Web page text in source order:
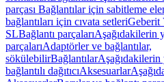
parçası Bağlantılar için sabitleme
bağlantıları için cıvata setleriGeberit
SLBağlantı parçalarıAşağıdakilerin
parçalarıAdaptörler ve bağlantılar,
sökülebilirBağlantılarAşağıdakilerin
bağlantılı dağıtıcıAksesuarlar